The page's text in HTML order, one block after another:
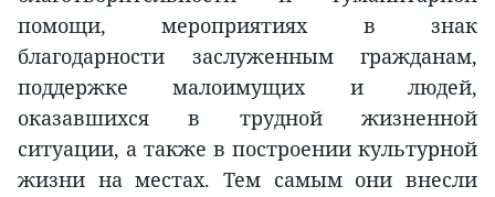
помощи, мероприятиях в знак
благодарности заслуженным гражданам,
поддержке малоимущих и людей,
оказавшихся в трудной жизненной
ситуации, а также в построении культурной
жизни на местах. Тем самым они внесли